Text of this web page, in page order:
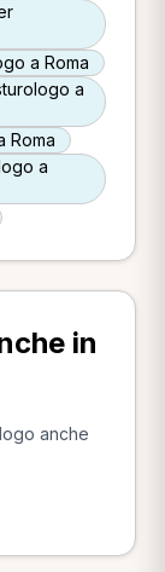
a Roma
a
Roma
a
in
anche